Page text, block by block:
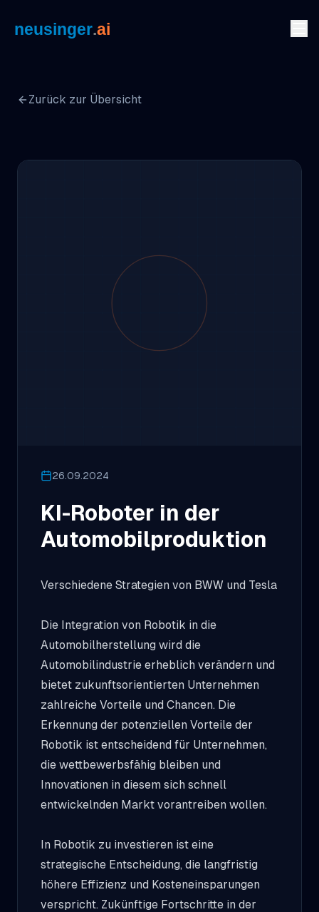
Zurück zur Übersicht
26.09.2024
KI-Roboter in der
Automobilproduktion
Verschiedene Strategien von BWW und Tesla
Die Integration von Robotik in die
Automobilherstellung wird die
Automobilindustrie erheblich verändern und
bietet zukunftsorientierten Unternehmen
zahlreiche Vorteile und Chancen. Die
Erkennung der potenziellen Vorteile der
Robotik ist entscheidend für Unternehmen,
die wettbewerbsfähig bleiben und
Innovationen in diesem sich schnell
entwickelnden Markt vorantreiben wollen.
In Robotik zu investieren ist eine
strategische Entscheidung, die langfristig
höhere Effizienz und Kosteneinsparungen
verspricht. Zukünftige Fortschritte in der